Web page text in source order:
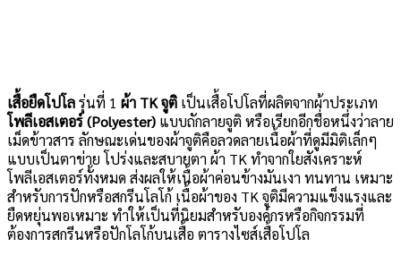
เสื้อยืดโปโลรุ่นที่ 1 ผ้า TK จูติ เป็นเสื้อโปโลที่ผลิตจากผ้าประเภท
โพลีเอสเตอร์ (Polyester) แบบถักลายจูติ หรือเรียกอีกชื่อหนึ่งว่าลาย
เม็ดข้าวสาร ลักษณะเด่นของผ้าจูติคือลวดลายเนื้อผ้าที่ดูมีมิติเล็กๆ
แบบเป็นตาข่าย โปร่งและสบายตา ผ้า TK ทำจากใยสังเคราะห์
โพลีเอสเตอร์ทั้งหมด ส่งผลให้เนื้อผ้าค่อนข้างมันเงา ทนทาน เหมาะ
สำหรับการปักหรือสกรีนโลโก้ เนื้อผ้าของ TK จูติมีความแข็งแรงและ
ยืดหยุ่นพอเหมาะ ทำให้เป็นที่นิยมสำหรับองค์กรหรือกิจกรรมที่
ต้องการสกรีนหรือปักโลโก้บนเสื้อ ตารางไซส์เสื้อโปโล